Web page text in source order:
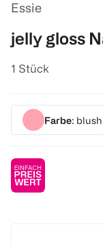
Essie
jelly gloss
1 Stück
Farbe: